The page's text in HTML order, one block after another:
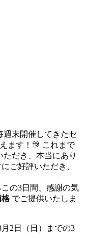
週末開催してきたセ
ます！🎊 これまで
だき、本当にあり
ご好評いただき、
の3日間、感謝の気
格でご提供いたしま
2日（日）までの3